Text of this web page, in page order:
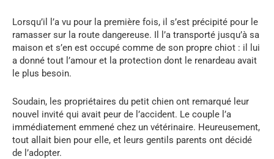
Lorsqu’il l’a vu pour la première fois, il s’est précipité pour le
ramasser sur la route dangereuse. Il l’a transporté jusqu’à sa
maison et s’en est occupé comme de son propre chiot : il lui
a donné tout l’amour et la protection dont le renardeau avait
le plus besoin.
Soudain, les propriétaires du petit chien ont remarqué leur
nouvel invité qui avait peur de l’accident. Le couple l’a
immédiatement emmené chez un vétérinaire. Heureusement,
tout allait bien pour elle, et leurs gentils parents ont décidé
de l’adopter.